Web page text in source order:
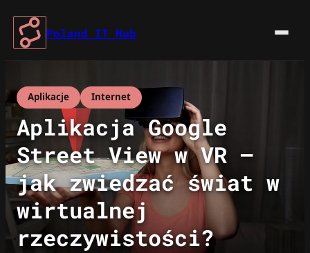
Przejdź
treści
Poland IT Hub
Aplikacje Internet
Aplikacja Google
Street View w VR –
jak zwiedzać świat w
wirtualnej
rzeczywistości?